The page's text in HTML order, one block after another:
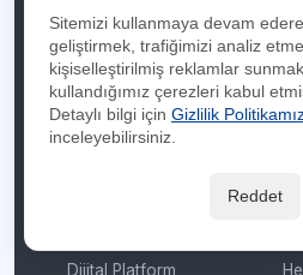
Araç Kiralama
AVM
Ayakkabı / Çanta
Banka / Finans
Dijital Platform
Sitemizi kullanmaya devam
geliştirmek, trafiğimizi analiz
kişiselleştirilmiş reklamlar
kullandığımız çerezleri kabul
Detaylı bilgi için Gizlilik
inceleyebilirsiniz.
Reddet